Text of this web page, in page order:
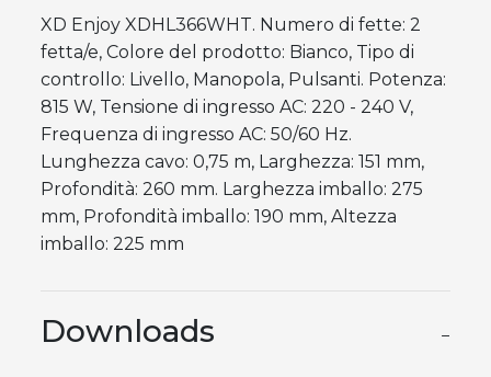
XD Enjoy XDHL366WHT. Numero di fette: 2
fetta/e, Colore del prodotto: Bianco, Tipo di
controllo: Livello, Manopola, Pulsanti. Potenza:
815 W, Tensione di ingresso AC: 220 - 240 V,
Frequenza di ingresso AC: 50/60 Hz.
Lunghezza cavo: 0,75 m, Larghezza: 151 mm,
Profondità: 260 mm. Larghezza imballo: 275
mm, Profondità imballo: 190 mm, Altezza
imballo: 225 mm
Downloads −